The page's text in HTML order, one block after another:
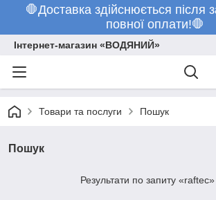
🛑Доставка здійснюється після
повної оплати!🛑
Інтернет-магазин «ВОДЯНИЙ»
Товари та послуги Пошук
Пошук
Результати по запиту